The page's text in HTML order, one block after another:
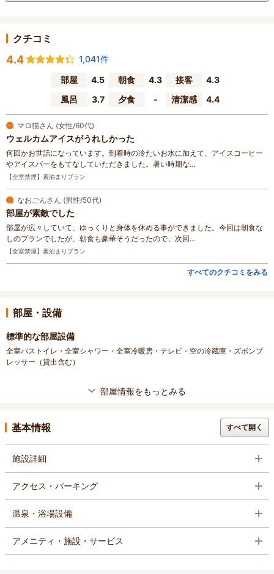
クチコミ
4.4
1,041件
部屋
4.5 朝食 4.3 接客
4.3
風呂
3.7 夕食 - 清潔感 4.4
マロ猫さん (女性/60代)
ウェルカムアイスがうれしかった
何回かお世話になっています。到着時の冷たいお水に加えて、アイスコーヒー
やアイスバーをもてなしていただきました。暑い時期な…
【全室禁煙】素泊まりプラン
なおごんさん (男性/50代)
部屋が素敵でした
部屋が広々していて、ゆっくりと身体を休める事ができました。今回は朝食な
しのプランでしたが、朝食も豪華そうだったので、次回…
【全室禁煙】素泊まりプラン
すべてのクチコミをみる
部屋・設備
標準的な部屋設備
全室バストイレ・全室シャワー・全室冷暖房・テレビ・空の冷蔵庫・ズボンプ
レッサー（貸出含む）
部屋情報をもっとみる
基本情報 すべて開く
施設詳細
アクセス・パーキング
温泉・浴場設備
アメニティ・施設・サービス